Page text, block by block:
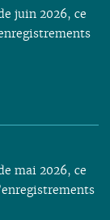
juin 2026, ce
mai 2026, ce